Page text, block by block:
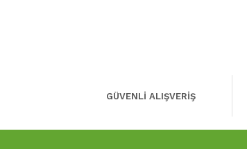
GÜVENLİ ALIŞVERİŞ